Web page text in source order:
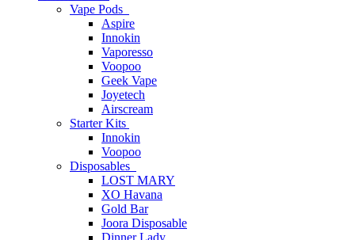
Vape Pods
Aspire
Innokin
Vaporesso
Voopoo
Geek Vape
Joyetech
Airscream
Starter Kits
Innokin
Voopoo
Disposables
LOST MARY
XO Havana
Gold Bar
Joora Disposable
Dinner Lady